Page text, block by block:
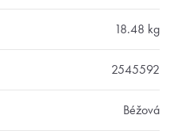
18.48 kg
2545592
Béžová